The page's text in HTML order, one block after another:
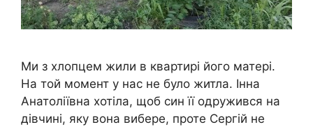
Ми з хлопцем жили в квартирі його матері.
На той момент у нас не було житла. Інна
Анатоліївна хотіла, щоб син її одружився на
дівчині, яку вона вибере, проте Сергій не